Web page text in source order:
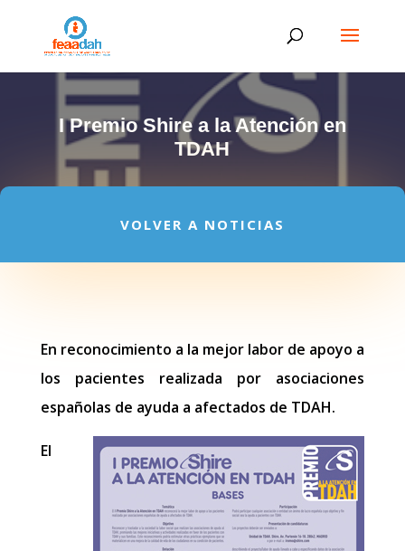
I Premio Shire a la Atención en
TDAH
VOLVER A NOTICIAS
En reconocimiento a la mejor labor de apoyo a
los pacientes realizada por asociaciones
españolas de ayuda a afectados de TDAH.
El